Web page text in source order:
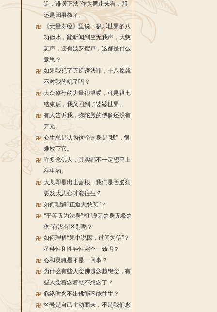
逆，诽谤正法”作为遮止来看，那
还是因果教了。
《无量寿经》里说：极乐世界的八
功德水，能听闻到空无我声，大慈
悲声，还有波罗蜜声，这都是什么
意思？
如果我犯了五逆谤法罪，十八愿就
不对我的机了吗？
大众修行的力量很温暖，可是禅七
结束后，我又回到了娑婆世界。
有人告诉我，弥陀殿的佛像还没有
开光。
众生总是认为这个肉身是“我”，很
难放下它。
许多念佛人，其实都不一定想马上
往生的。
大悲即是出世善根，我们是否必须
要发大悲心才能往生？
如何理解“正道大慈悲”？
“平等无为法身”和“虚无之身无极之
体”有没有区别呢？
如何理解“果中说因，过闻为信”？
圣种性和性种性完全一致吗？
心和灵魂是不是一回事？
为什么有些人念佛越念越想念，有
些人念着念着就不想念了？
临终时念不出佛能不能往生？
名号是自己主动而来，不是我们念